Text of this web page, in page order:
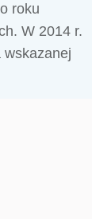
roku
W 2014 r.
wskazanej